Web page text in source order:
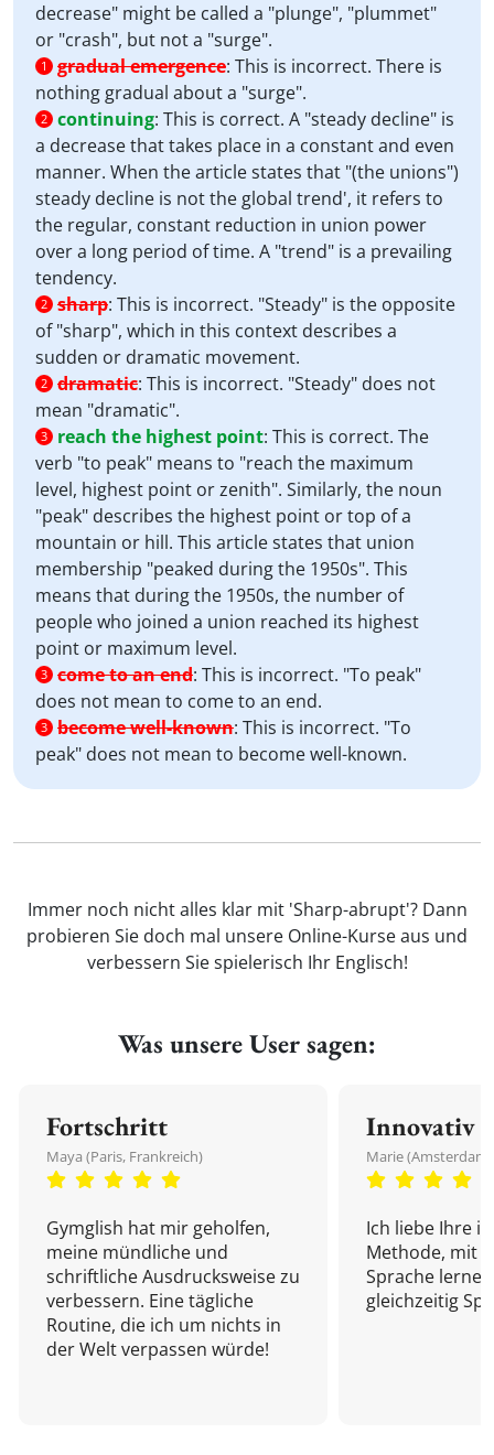
decrease" might be called a "plunge", "plummet"
or "crash", but not a "surge".
1 gradual emergence: This is incorrect. There is
nothing gradual about a "surge".
2 continuing: This is correct. A "steady decline" is
a decrease that takes place in a constant and even
manner. When the article states that "(the unions")
steady decline is not the global trend', it refers to
the regular, constant reduction in union power
over a long period of time. A "trend" is a prevailing
tendency.
2 sharp: This is incorrect. "Steady" is the opposite
of "sharp", which in this context describes a
sudden or dramatic movement.
2 dramatic: This is incorrect. "Steady" does not
mean "dramatic".
3 reach the highest point: This is correct. The
verb "to peak" means to "reach the maximum
level, highest point or zenith". Similarly, the noun
"peak" describes the highest point or top of a
mountain or hill. This article states that union
membership "peaked during the 1950s". This
means that during the 1950s, the number of
people who joined a union reached its highest
point or maximum level.
3 come to an end: This is incorrect. "To peak"
does not mean to come to an end.
3 become well-known: This is incorrect. "To
peak" does not mean to become well-known.
Immer noch nicht alles klar mit 'Sharp-abrupt'? Dann
probieren Sie doch mal unsere Online-Kurse aus und
verbessern Sie spielerisch Ihr Englisch!
Was unsere User sagen:
Fortschritt
Maya (Paris, Frankreich)
Gymglish hat mir geholfen,
meine mündliche und
schriftliche Ausdrucksweise zu
verbessern. Eine tägliche
Routine, die ich um nichts in
der Welt verpassen würde!
Innovativ
Marie
Ich liebe Ihre
Methode, mit
Sprache
gleichzeitig